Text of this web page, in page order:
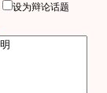
设为辩论话题